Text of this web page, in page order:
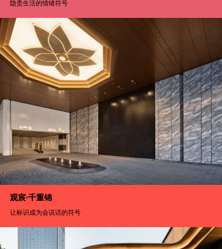
隐贵生活的情绪符号
观宸·千重锦
让标识成为会说话的符号